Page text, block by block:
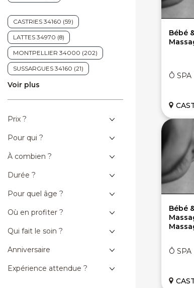
CASTRIES 34160 (59)
LATTES 34970 (8)
MONTPELLIER 34000 (202)
SUSSARGUES 34160 (21)
VENDARGUES 34740 (4)
Voir plus
Prix ?
Pour qui ?
À combien ?
Durée ?
Pour quel âge ?
Où en profiter ?
Qui fait le soin ?
Anniversaire
Expérience attendue ?
Bébé
Ô
Bébé
Ô